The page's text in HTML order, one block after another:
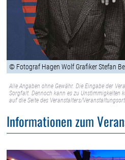
© Fotograf Hagen Wolf Grafiker Stefan
Alle Angaben ohne Gewähr. Die Eingabe der
Sorgfalt. Dennoch kann es zu Unstimmigkeiten
auf die Seite des Veranstalters/
Informationen zum